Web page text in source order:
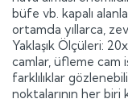
büfe vb. kapalı
ortamda yıllarca,
Yaklaşık Ölçüleri:
camlar, üfleme cam
farklılıklar
noktalarının her